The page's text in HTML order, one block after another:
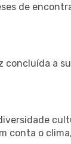
de
concluída a
conta o